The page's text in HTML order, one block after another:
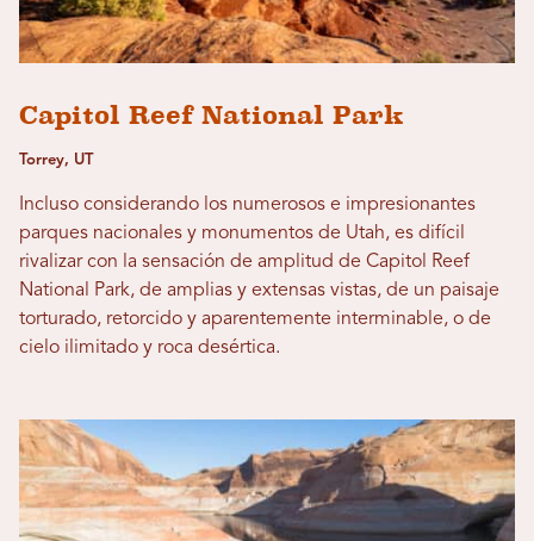
Capitol Reef National Park
Torrey, UT
Incluso considerando los numerosos e impresionantes
parques nacionales y monumentos de Utah, es difícil
rivalizar con la sensación de amplitud de Capitol Reef
National Park, de amplias y extensas vistas, de un paisaje
torturado, retorcido y aparentemente interminable, o de
cielo ilimitado y roca desértica.